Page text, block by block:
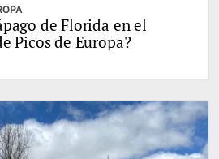
de Florida en el
Picos de Europa?